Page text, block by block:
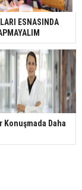
ESNASINDA
Konuşmada Daha